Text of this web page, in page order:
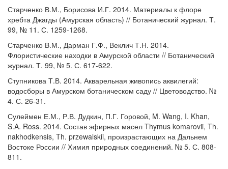
Старченко В.М., Борисова И.Г. 2014. Материалы к флоре
хребта Джагды (Амурская область) // Ботанический журнал. Т.
99, № 11. С. 1259-1268.
Старченко В.М., Дарман Г.Ф., Веклич Т.Н. 2014.
Флористические находки в Амурской области // Ботанический
журнал. Т. 99, № 5. С. 617-622.
Ступникова Т.В. 2014. Акварельная живопись аквилегий:
водосборы в Амурском ботаническом саду // Цветоводство. №
4. С. 26-31.
Сулеймен Е.М., Р.В. Дудкин, П.Г. Горовой, M. Wang, I. Khan,
S.A. Ross. 2014. Состав эфирных масел Thymus komarovii, Th.
nakhodkensis, Th. przewalskii, произрастающих на Дальнем
Востоке России // Химия природных соединений. № 5. С. 808-
811.